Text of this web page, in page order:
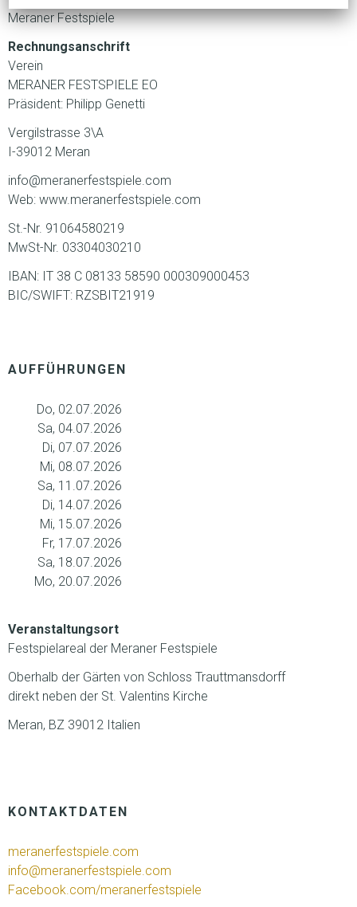
Meraner Festspiele
Rechnungsanschrift
Verein
MERANER FESTSPIELE EO
Präsident: Philipp Genetti
Vergilstrasse 3\A
I-39012 Meran
info@meranerfestspiele.com
Web: www.meranerfestspiele.com
St.-Nr. 91064580219
MwSt-Nr. 03304030210
IBAN: IT 38 C 08133 58590 000309000453
BIC/SWIFT: RZSBIT21919
AUFFÜHRUNGEN
Do, 02.07.2026
Sa, 04.07.2026
Di, 07.07.2026
Mi, 08.07.2026
Sa, 11.07.2026
Di, 14.07.2026
Mi, 15.07.2026
Fr, 17.07.2026
Sa, 18.07.2026
Mo, 20.07.2026
Veranstaltungsort
Festspielareal der Meraner Festspiele
Oberhalb der Gärten von Schloss Trauttmansdorff
direkt neben der St. Valentins Kirche
Meran, BZ 39012 Italien
KONTAKTDATEN
meranerfestspiele.com
info@meranerfestspiele.com
Facebook.com/meranerfestspiele